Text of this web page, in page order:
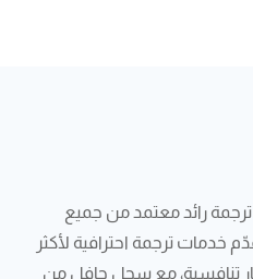
رائد معتمد من جميع
خدمات ترجمة احترافية لأكثر
تنافسية، مع سجل حافل من